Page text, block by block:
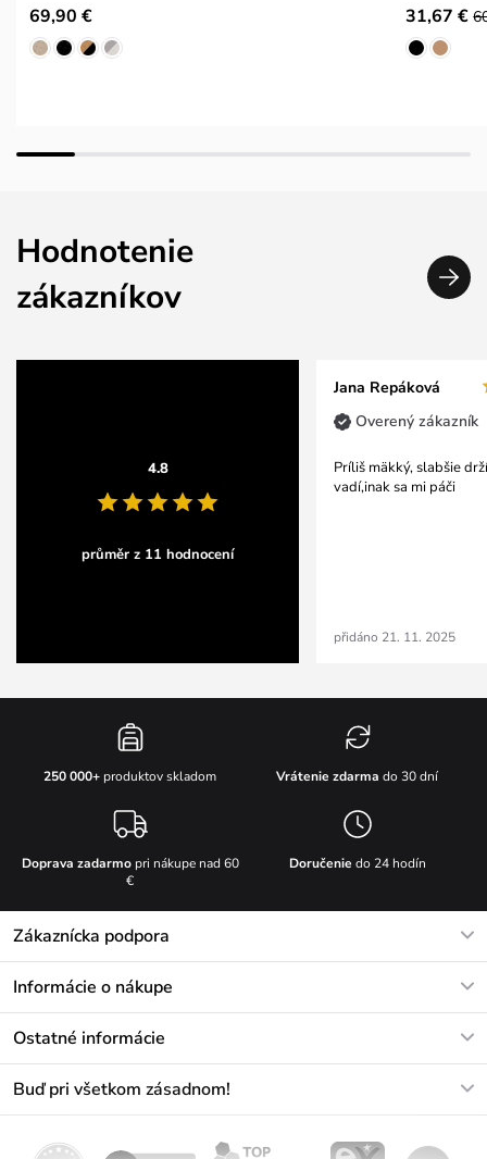
69,90 € 31,67 €
Hodnotenie
zákazníkov
4.8
průměr z 11 hodnocení
Jana Repáková
Overený zákazník
Príliš mäkký, slabšie
vadí,inak sa mi páči
přidáno 21. 11. 2025
250 000+ produktov skladom Vrátenie zdarma do 30 dní
Doprava zadarmopri nákupe nad 60
€
Doručenie do 24 hodín
Zákaznícka podpora
info@vuch.sk
Informácie o nákupe
Materiály a údržba
Ostatné informácie
Darčekové poukazy
Buď pri všetkom zásadnom!